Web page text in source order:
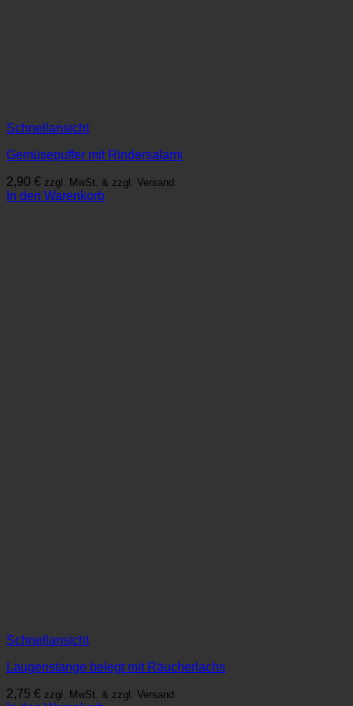
Schnellansicht
Gemüsepuffer mit Rindersalami
2,90 € zzgl. MwSt. & zzgl. Versand.
In den Warenkorb
Schnellansicht
Laugenstange belegt mit Räucherlachs
2,75 € zzgl. MwSt. & zzgl. Versand.